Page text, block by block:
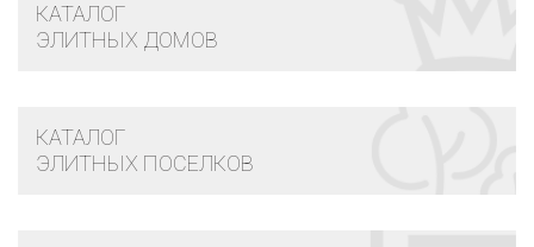
КАТАЛОГ
ЭЛИТНЫХ ДОМОВ
КАТАЛОГ
ЭЛИТНЫХ ПОСЕЛКОВ